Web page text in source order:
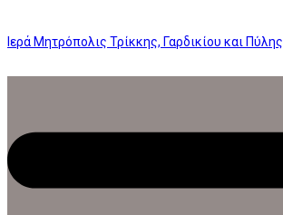
Ιερά Μητρόπολις Τρίκκης, Γαρδικίου και Πύλης